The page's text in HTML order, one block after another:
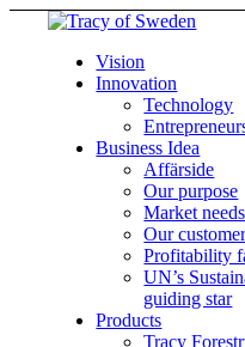
Vision
Innovation
Technology
Business Idea
Affärside
Our purpose
Market needs
Our
Profitability
UN’s
guiding star
Products
Tracy